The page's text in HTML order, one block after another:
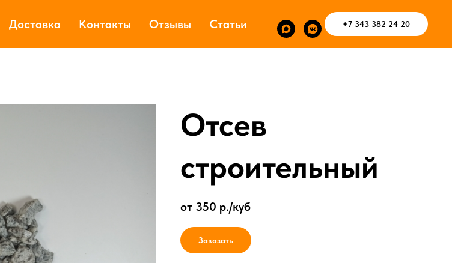
Доставка Контакты Отзывы Статьи +7 343 382 24 20
Отсев
строительный
от 350 р./куб
Заказать